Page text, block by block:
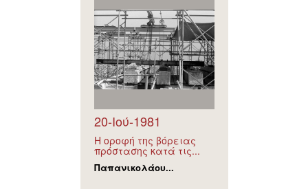
20-Ιού-1981
Η οροφή της βόρειας
πρόστασης κατά τις...
Παπανικολάου...